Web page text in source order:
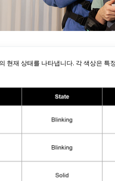
현재 상태를 나타냅니다. 각 색상은